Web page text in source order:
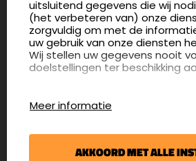
Openingstijden
Dinsdag en donderdag: 13:00 -
uur
Afspraak maken
Nieuwsbrief
uitsluitend gegevens die wij
(het verbeteren van) onze
zorgvuldig om met de
uw gebruik van onze diensten
Wij stellen uw gegevens nooit
doelstellingen ter beschikking
website gebruiken en hoe
Meer informatie
AKKOORD MET ALLE